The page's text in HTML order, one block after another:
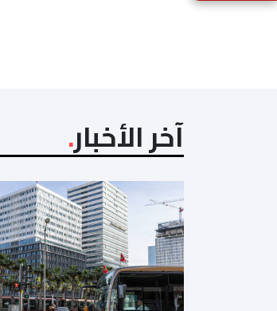
آخر الأخبار